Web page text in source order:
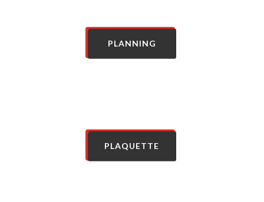
PLANNING
PLAQUETTE